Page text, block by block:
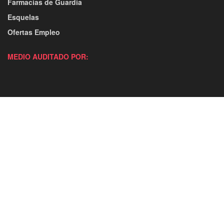
Farmacias de Guardia
Esquelas
Ofertas Empleo
MEDIO AUDITADO POR: